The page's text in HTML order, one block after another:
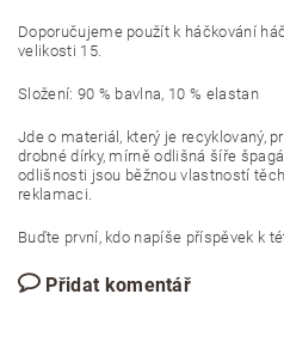
Doporučujeme použít k háčkování
velikosti 15.
Složení: 90 % bavlna, 10 % elastan
Jde o materiál, který je recyklovaný,
drobné dírky, mírně odlišná šíře
odlišnosti jsou běžnou vlastností
reklamaci.
Buďte první, kdo napíše příspěvek k
Přidat komentář